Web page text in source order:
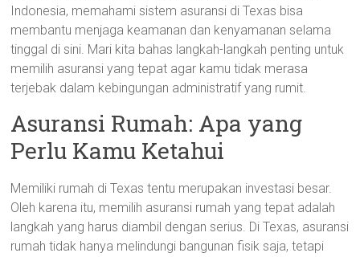
Indonesia, memahami sistem asuransi di Texas bisa
membantu menjaga keamanan dan kenyamanan selama
tinggal di sini. Mari kita bahas langkah-langkah penting untuk
memilih asuransi yang tepat agar kamu tidak merasa
terjebak dalam kebingungan administratif yang rumit.
Asuransi Rumah: Apa yang
Perlu Kamu Ketahui
Memiliki rumah di Texas tentu merupakan investasi besar.
Oleh karena itu, memilih asuransi rumah yang tepat adalah
langkah yang harus diambil dengan serius. Di Texas, asuransi
rumah tidak hanya melindungi bangunan fisik saja, tetapi